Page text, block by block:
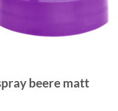
beere matt